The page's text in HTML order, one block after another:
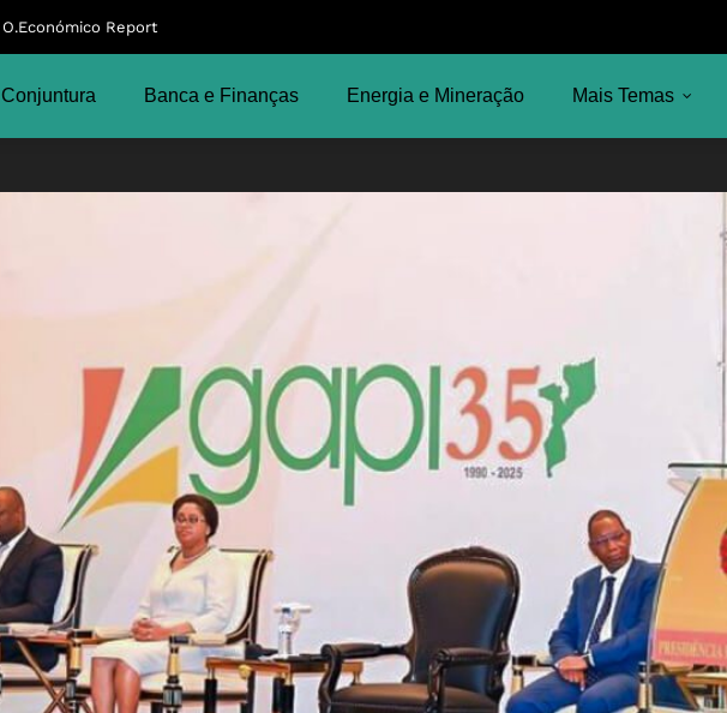
O.Económico Report
Conjuntura Banca e Finanças Energia e Mineração Mais Temas